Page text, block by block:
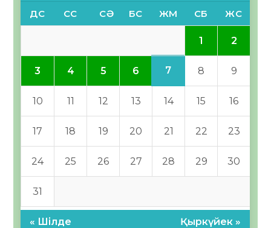
ДС СС СӘ БС ЖМ СБ ЖС
1 2
3 4 5 6 7 8 9
10 11 12 13 14 15 16
17 18 19 20 21 22 23
24 25 26 27 28 29 30
31
« Шілде Қыркүйек »